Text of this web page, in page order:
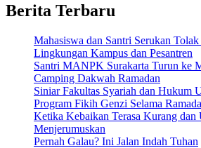
Berita Terbaru
Mahasiswa dan Santri Serukan
Lingkungan Kampus dan Pesantren
Santri MANPK Surakarta Turun ke
Camping Dakwah Ramadan
Siniar Fakultas Syariah dan Hukum
Program Fikih Genzi Selama
Ketika Kebaikan Terasa Kurang dan
Menjerumuskan
Pernah Galau? Ini Jalan Indah Tuhan